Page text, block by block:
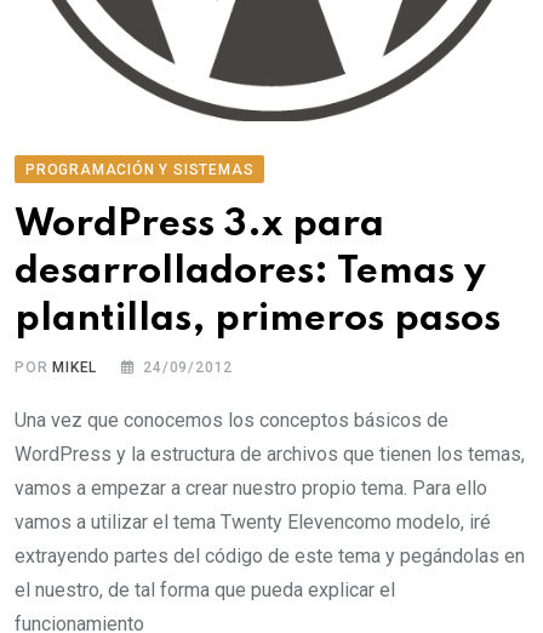
PROGRAMACIÓN Y SISTEMAS
WordPress 3.x para
desarrolladores: Temas y
plantillas, primeros pasos
POR MIKEL 24/09/2012
Una vez que conocemos los conceptos básicos de
WordPress y la estructura de archivos que tienen los temas,
vamos a empezar a crear nuestro propio tema. Para ello
vamos a utilizar el tema Twenty Elevencomo modelo, iré
extrayendo partes del código de este tema y pegándolas en
el nuestro, de tal forma que pueda explicar el
funcionamiento